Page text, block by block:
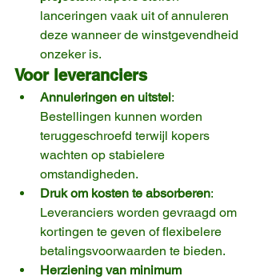
lanceringen vaak uit of annuleren
deze wanneer de winstgevendheid
onzeker is.
Voor leveranciers
Annuleringen en uitstel:
Bestellingen kunnen worden
teruggeschroefd terwijl kopers
wachten op stabielere
omstandigheden.
Druk om kosten te absorberen:
Leveranciers worden gevraagd om
kortingen te geven of flexibelere
betalingsvoorwaarden te bieden.
Herziening van minimum